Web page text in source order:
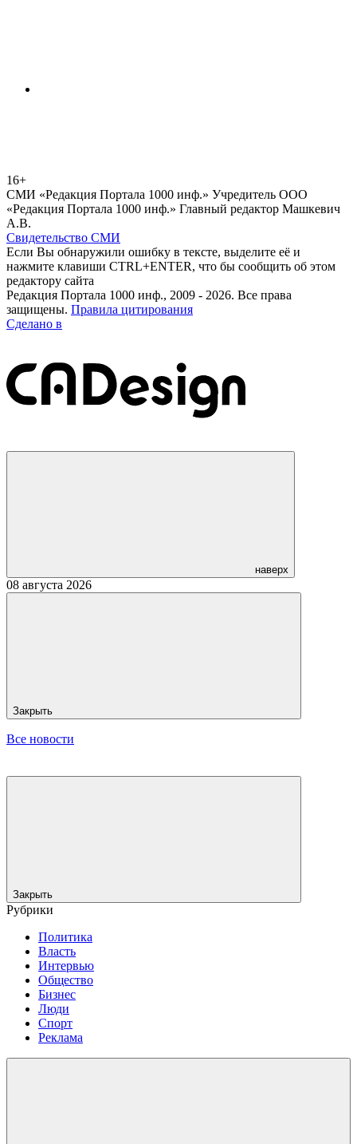
16+
СМИ «Редакция Портала 1000 инф.» Учредитель ООО
«Редакция Портала 1000 инф.» Главный редактор Машкевич
А.В.
Свидетельство СМИ
Если Вы обнаружили ошибку в тексте, выделите её и
нажмите клавиши CTRL+ENTER, что бы сообщить об этом
редактору сайта
Редакция Портала 1000 инф., 2009 - 2026. Все права
защищены. Правила цитирования
Сделано в
наверх
08 августа 2026
Закрыть
Все новости
Закрыть
Рубрики
Политика
Власть
Интервью
Общество
Бизнес
Люди
Спорт
Реклама